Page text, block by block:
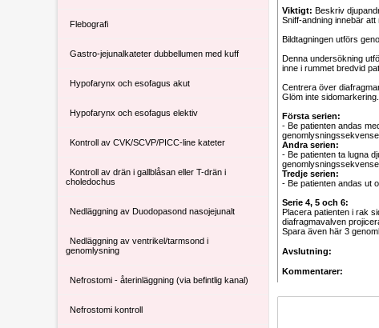
Flebografi
Gastro-jejunalkateter dubbellumen med kuff
Hypofarynx och esofagus akut
Hypofarynx och esofagus elektiv
Kontroll av CVK/SCVP/PICC-line kateter
Kontroll av drän i gallblåsan eller T-drän i
choledochus
Nedläggning av Duodopasond nasojejunalt
Nedläggning av ventrikel/tarmsond i
genomlysning
Nefrostomi - återinläggning (via befintlig kanal)
Nefrostomi kontroll
Viktigt: Beskriv
Sniff-andning innebär
Bildtagningen utförs
Denna undersökning
inne i rummet bredvid
Centrera över
Glöm inte sidomarkering.
Första serien:
- Be patienten andas
Andra serien:
- Be patienten ta lugna
Tredje serien:
- Be patienten andas ut
Serie 4, 5 och 6:
Placera patienten i rak
diafragmavalven
Spara även här 3
Avslutning:
Kommentarer: